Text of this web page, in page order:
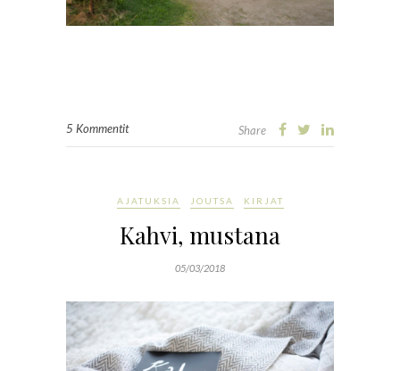
5 Kommentit Share
AJATUKSIA JOUTSA KIRJAT
Kahvi, mustana
05/03/2018